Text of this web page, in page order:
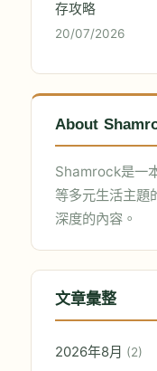
存攻略
20/07/2026
About
Shamrock是一
等多元生活主題
深度的內容。
文章彙整
2026年8月 (2)